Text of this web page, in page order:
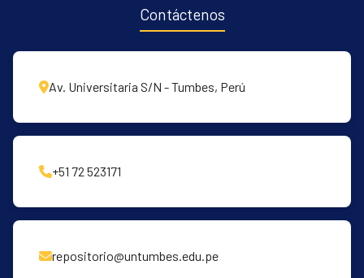
Contáctenos
Av. Universitaria S/N - Tumbes, Perú
+51 72 523171
repositorio@untumbes.edu.pe